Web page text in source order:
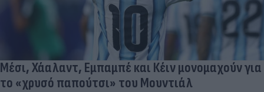
Μέσι, Χάαλαντ, Εμπαμπέ και Κέιν μονομαχούν για
το «χρυσό παπούτσι» του Μουντιάλ